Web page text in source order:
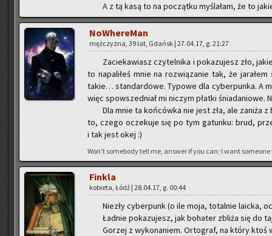
A z tą kasą to na po­cząt­ku my­śla­łam, że to
No­Whe­re­Man
męż­czy­zna, 39 lat, Gdańsk | 27.04.17, g. 21:27
Za­cie­ka­wiasz czy­tel­ni­ka i po­ka­zu­jesz zło,
to na­pa­li­łeś mnie na roz­wią­za­nie tak, że
takie… stan­dar­do­we. Ty­po­we dla cy­ber­pun­ka. A
więc spo­wsze­dniał mi ni­czym płat­ki śnia­da­nio­we.
Dla mnie ta koń­ców­ka nie jest zła, ale
to, czego ocze­ku­je się po tym ga­tun­ku: brud,
i tak jest okej :)
Won't so­me­bo­dy tell me, an­swer if you can; I want
Fin­kla
ko­bie­ta, Łódź | 28.04.17, g. 00:44
Nie­zły cy­ber­punk (o ile moja, to­tal­nie la­ic­ka,
Ład­nie po­ka­zu­jesz, jak bo­ha­ter zbli­ża się do
Go­rzej z wy­ko­na­niem. Or­to­graf, na który ktoś